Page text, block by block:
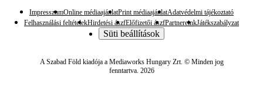
ImpresszumOnline médiaajánlatPrint médiaajánlatAdatvédelmi tájékoztató
Felhasználási feltételekHirdetési ászfElőfizetői ászfPartnereinkJátékszabályzat
Süti beállítások
A Szabad Föld kiadója a Mediaworks Hungary Zrt. © Minden jog
fenntartva. 2026